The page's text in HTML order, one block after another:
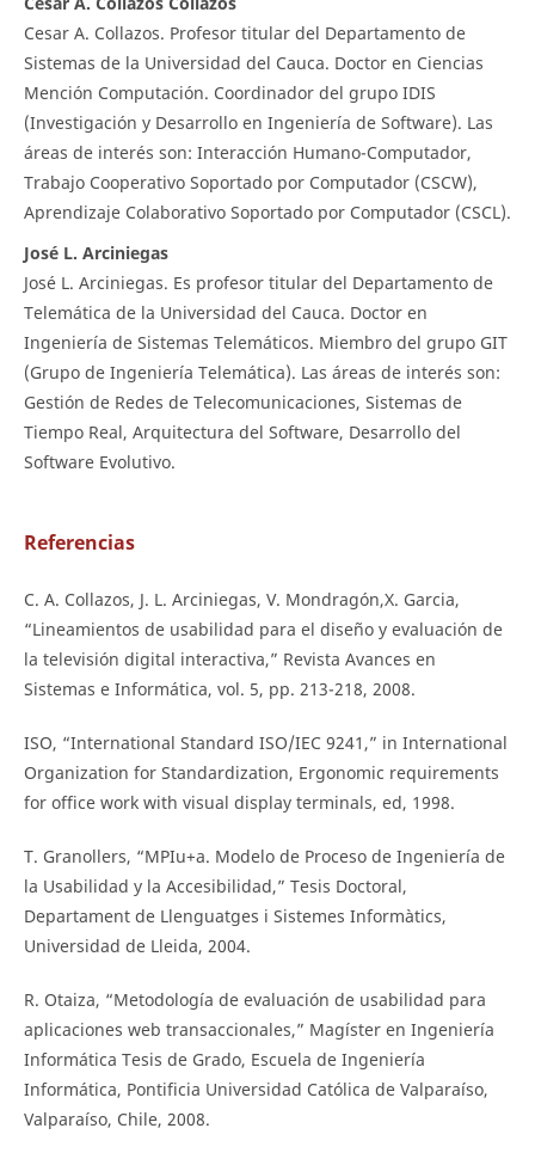
Cesar A. Collazos. Profesor titular del Departamento de
Sistemas de la Universidad del Cauca. Doctor en Ciencias
Mención Computación. Coordinador del grupo IDIS
(Investigación y Desarrollo en Ingeniería de Software). Las
áreas de interés son: Interacción Humano-Computador,
Trabajo Cooperativo Soportado por Computador (CSCW),
Aprendizaje Colaborativo Soportado por Computador (CSCL).
José L. Arciniegas
José L. Arciniegas. Es profesor titular del Departamento de
Telemática de la Universidad del Cauca. Doctor en
Ingeniería de Sistemas Telemáticos. Miembro del grupo GIT
(Grupo de Ingeniería Telemática). Las áreas de interés son:
Gestión de Redes de Telecomunicaciones, Sistemas de
Tiempo Real, Arquitectura del Software, Desarrollo del
Software Evolutivo.
Referencias
C. A. Collazos, J. L. Arciniegas, V. Mondragón,X. Garcia,
“Lineamientos de usabilidad para el diseño y evaluación de
la televisión digital interactiva,” Revista Avances en
Sistemas e Informática, vol. 5, pp. 213-218, 2008.
ISO, “International Standard ISO/IEC 9241,” in International
Organization for Standardization, Ergonomic requirements
for office work with visual display terminals, ed, 1998.
T. Granollers, “MPIu+a. Modelo de Proceso de Ingeniería de
la Usabilidad y la Accesibilidad,” Tesis Doctoral,
Departament de Llenguatges i Sistemes Informàtics,
Universidad de Lleida, 2004.
R. Otaiza, “Metodología de evaluación de usabilidad para
aplicaciones web transaccionales,” Magíster en Ingeniería
Informática Tesis de Grado, Escuela de Ingeniería
Informática, Pontificia Universidad Católica de Valparaíso,
Valparaíso, Chile, 2008.